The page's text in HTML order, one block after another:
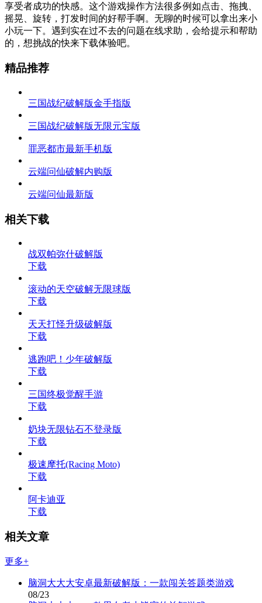
享受者成功的快感。这个游戏操作方法很多例如点击、拖拽、
摇晃、旋转，打发时间的好帮手啊。无聊的时候可以拿出来小
小玩一下。遇到实在过不去的问题在线求助，会给提示和帮助
的，想挑战的快来下载体验吧。
精品推荐
三国战纪破解版金手指版
三国战纪破解版无限元宝版
罪恶都市最新手机版
云端问仙破解内购版
云端问仙最新版
相关下载
战双帕弥什破解版
下载
滚动的天空破解无限球版
下载
天天打怪升级破解版
下载
逃跑吧！少年破解版
下载
三国终极觉醒手游
下载
奶块无限钻石不登录版
下载
极速摩托(Racing Moto)
下载
阿卡迪亚
下载
相关文章
更多+
脑洞大大大安卓最新破解版：一款闯关答题类游戏
08/23